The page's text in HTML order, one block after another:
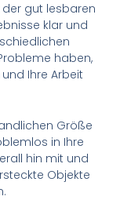
der gut lesbaren
klar und
haben,
Ihre Arbeit
Größe
in Ihre
hin mit und
Objekte